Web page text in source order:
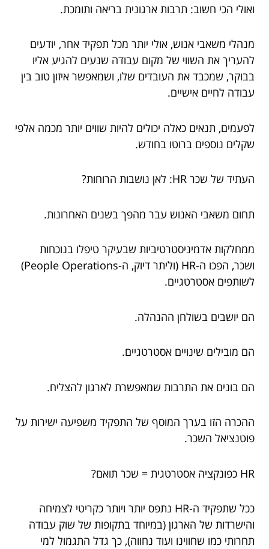
ואולי הכי חשוב: תרבות ארגונית בריאה ותומכת.
מנהלי משאבי אנוש, אולי יותר מכל תפקיד אחר, יודעים
להעריך את השווי של מקום עבודה שנעים להגיע אליו
בבוקר, שמכבד את העובדים שלו, ושמאפשר איזון טוב בין
עבודה לחיים אישיים.
לפעמים, תנאים כאלה יכולים להיות שווים יותר מכמה אלפי
שקלים נוספים ברוטו בחודש.
העתיד של שכר HR: לאן נושבות הרוחות?
תחום משאבי האנוש עבר מהפך בשנים האחרונות.
ממחלקות אדמיניסטרטיביות שבעיקר טיפלו בנוכחות
ושכר, הפכו ה-HR (וליתר דיוק, ה-People Operations)
לשותפים אסטרטגיים.
הם יושבים בשולחן ההנהלה.
הם מובילים שינויים אסטרטגיים.
הם בונים את התרבות שמאפשרת לארגון להצליח.
ההכרה הזו בערך המוסף של התפקיד משפיעה ישירות על
פוטנציאל השכר.
HR כפונקציה אסטרטגית = שכר תואם?
ככל שתפקיד ה-HR נתפס יותר ויותר כקריטי לצמיחה
והישרדות של הארגון (במיוחד בתקופות של שוק עבודה
תחרותי כמו שחווינו ועוד נחווה), כך גדל התגמול למי